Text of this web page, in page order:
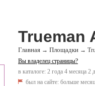
Trueman
Главная → Площадки →
Вы владелец страницы?
в каталоге: 2 года 4 месяца 2
был на сайте: больше